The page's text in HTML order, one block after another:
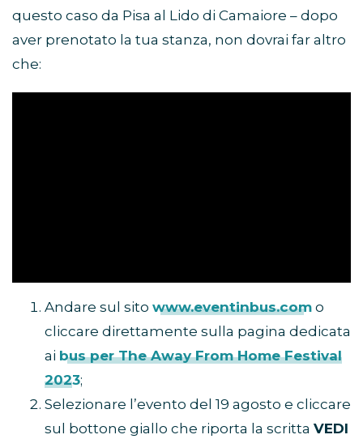
questo caso da Pisa al Lido di Camaiore – dopo
aver prenotato la tua stanza, non dovrai far altro
che:
Andare sul sito www.eventinbus.com o
cliccare direttamente sulla pagina dedicata
ai bus perThe Away From Home Festival
2023;
Selezionare l’evento del 19 agosto e cliccare
sul bottone giallo che riporta la scritta VEDI